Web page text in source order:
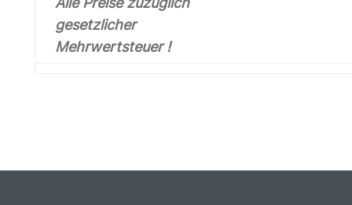
gesetzlicher
Mehrwertsteuer !